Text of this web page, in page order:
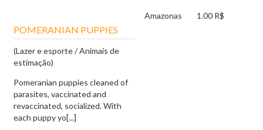
POMERANIAN PUPPIES
(Lazer e esporte / Animais de
estimação)
Pomeranian puppies cleaned of
parasites, vaccinated and
revaccinated, socialized. With
each puppy yo[...]
Amazonas 1.00 R$